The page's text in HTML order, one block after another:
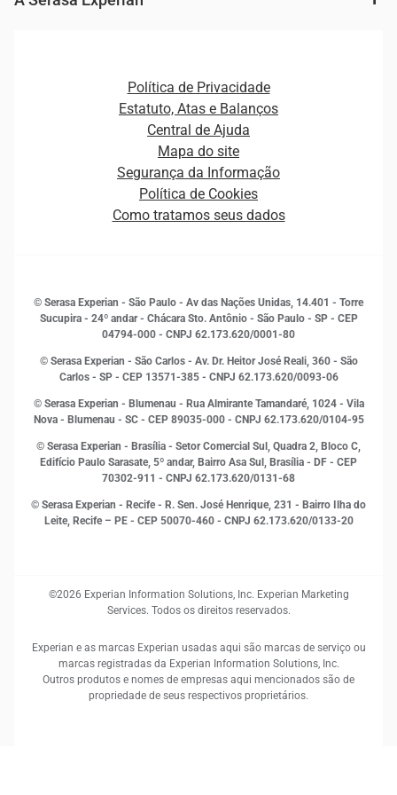
Plataformas e Motores de decisão
Ver todo o conteúdo
Curso Gratuito de Saúde Financeira
Empreendedorismo
Estudos e Pesquisas
Inovação e Tecnologia
Leis e impostos
Marketing
Open Finance
Proteção de Dados
Sustentabilidade Corporativa
Distribuidores e representantes
Estrutura Organizacional
Sala de Imprensa
Política de Privacidade
Estatuto, Atas e Balanços
Central de Ajuda
Mapa do site
Segurança da Informação
Política de Cookies
Como tratamos seus dados
© Serasa Experian - São Paulo - Av das Nações Unidas, 14.401 - Torre
Sucupira - 24º andar - Chácara Sto. Antônio - São Paulo - SP - CEP
04794-000 - CNPJ 62.173.620/0001-80
© Serasa Experian - São Carlos - Av. Dr. Heitor José Reali, 360 - São
Carlos - SP - CEP 13571-385 - CNPJ 62.173.620/0093-06
© Serasa Experian - Blumenau - Rua Almirante Tamandaré, 1024 - Vila
Nova - Blumenau - SC - CEP 89035-000 - CNPJ 62.173.620/0104-95
© Serasa Experian - Brasília - Setor Comercial Sul, Quadra 2, Bloco C,
Edifício Paulo Sarasate, 5º andar, Bairro Asa Sul, Brasília - DF - CEP
70302-911 - CNPJ 62.173.620/0131-68
© Serasa Experian - Recife - R. Sen. José Henrique, 231 - Bairro Ilha do
Leite, Recife – PE - CEP 50070-460 - CNPJ 62.173.620/0133-20
©2026 Experian Information Solutions, Inc. Experian Marketing
Services. Todos os direitos reservados.
Experian e as marcas Experian usadas aqui são marcas de serviço ou
marcas registradas da Experian Information Solutions, Inc.
Outros produtos e nomes de empresas aqui mencionados são de
propriedade de seus respectivos proprietários.